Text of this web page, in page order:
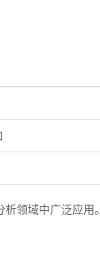
领域中广泛应用。